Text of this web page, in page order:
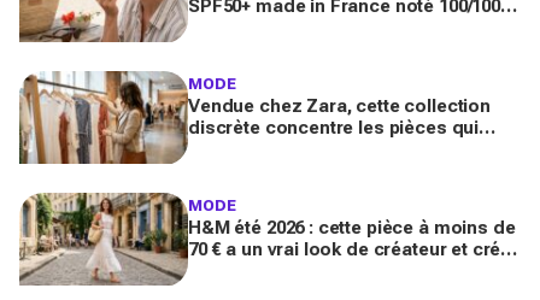
SPF50+ made in France noté 100/100
MODE
Vendue chez Zara, cette collection
discrète concentre les pièces qui
MODE
H&M été 2026 : cette pièce à moins de
70 € a un vrai look de créateur et crée